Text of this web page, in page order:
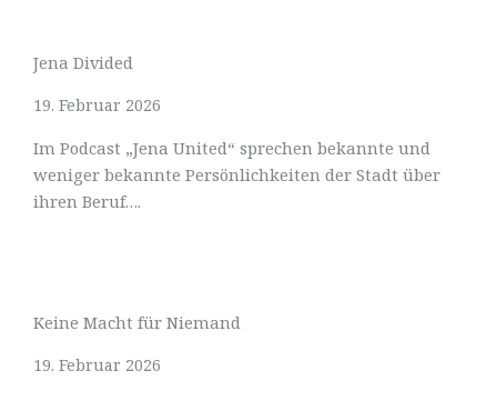
Jena Divided
19. Februar 2026
Im Podcast „Jena United“ sprechen bekannte und
weniger bekannte Persönlichkeiten der Stadt über
ihren Beruf….
Keine Macht für Niemand
19. Februar 2026